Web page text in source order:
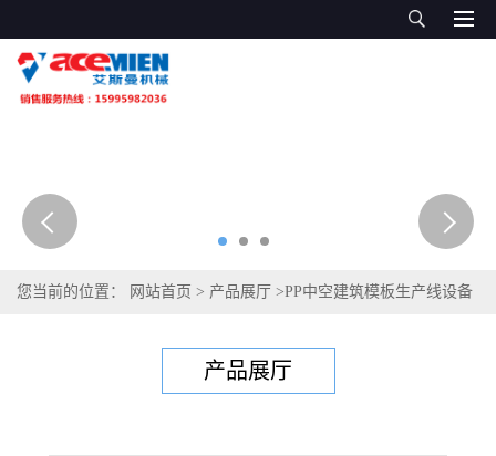
您当前的位置： 网站首页 > 产品展厅 >PP中空建筑模板生产线设备
产品展厅